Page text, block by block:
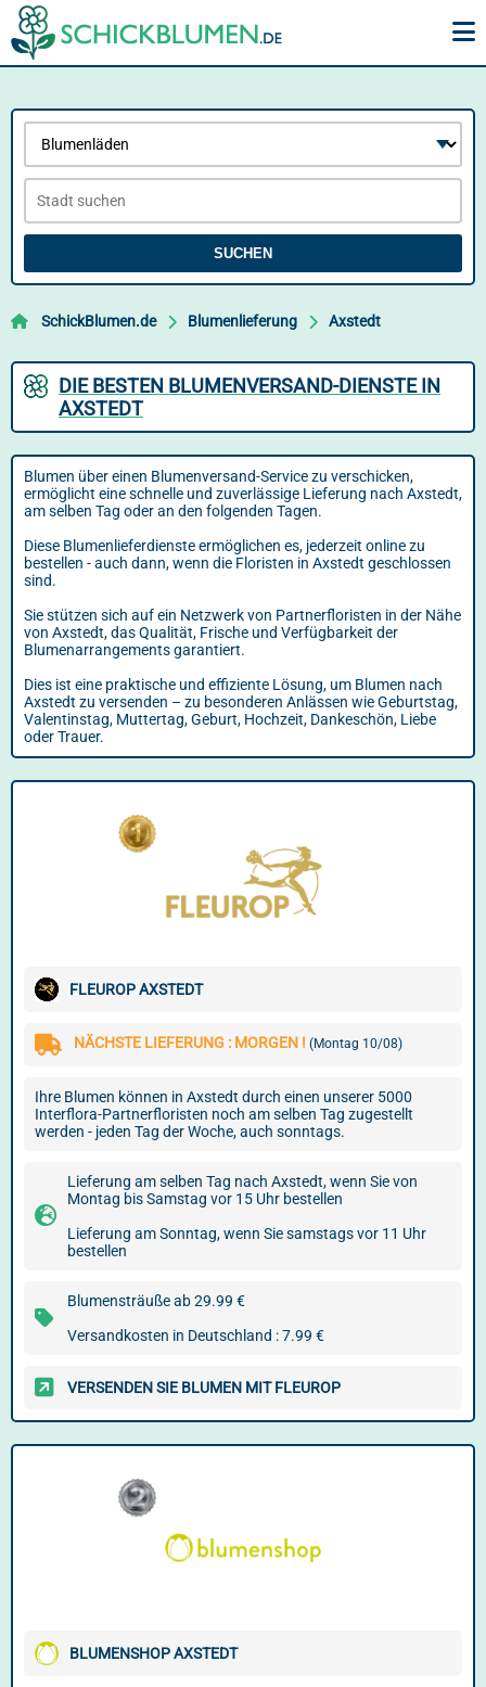
SUCHEN
SchickBlumen.de Blumenlieferung Axstedt
DIE BESTEN BLUMENVERSAND-DIENSTE IN
AXSTEDT
Blumen über einen Blumenversand-Service zu verschicken,
ermöglicht eine schnelle und zuverlässige Lieferung nach Axstedt,
am selben Tag oder an den folgenden Tagen.
Diese Blumenlieferdienste ermöglichen es, jederzeit online zu
bestellen - auch dann, wenn die Floristen in Axstedt geschlossen
sind.
Sie stützen sich auf ein Netzwerk von Partnerfloristen in der Nähe
von Axstedt, das Qualität, Frische und Verfügbarkeit der
Blumenarrangements garantiert.
Dies ist eine praktische und effiziente Lösung, um Blumen nach
Axstedt zu versenden – zu besonderen Anlässen wie Geburtstag,
Valentinstag, Muttertag, Geburt, Hochzeit, Dankeschön, Liebe
oder Trauer.
FLEUROP AXSTEDT
NÄCHSTE LIEFERUNG : MORGEN ! (Montag 10/08)
Ihre Blumen können in Axstedt durch einen unserer 5000
Interflora-Partnerfloristen noch am selben Tag zugestellt
werden - jeden Tag der Woche, auch sonntags.
Lieferung am selben Tag nach Axstedt, wenn Sie von
Montag bis Samstag vor 15 Uhr bestellen
Lieferung am Sonntag, wenn Sie samstags vor 11 Uhr
bestellen
Blumensträuße ab 29.99 €
Versandkosten in Deutschland : 7.99 €
VERSENDEN SIE BLUMEN MIT FLEUROP
BLUMENSHOP AXSTEDT